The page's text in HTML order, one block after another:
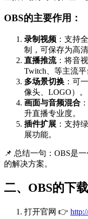
OBS的主要作用：
录制视频 ：支持
制，可保存为高
直播推流：将音
Twitch、等主流平
多场景切换 ：可
像头、LOGO）。
画面与音频混合
升直播专业度。
插件扩展 ：支持
展功能。
📌 总结一句：OBS是一
的解决方案。
二、OBS的下
打开官网 👉